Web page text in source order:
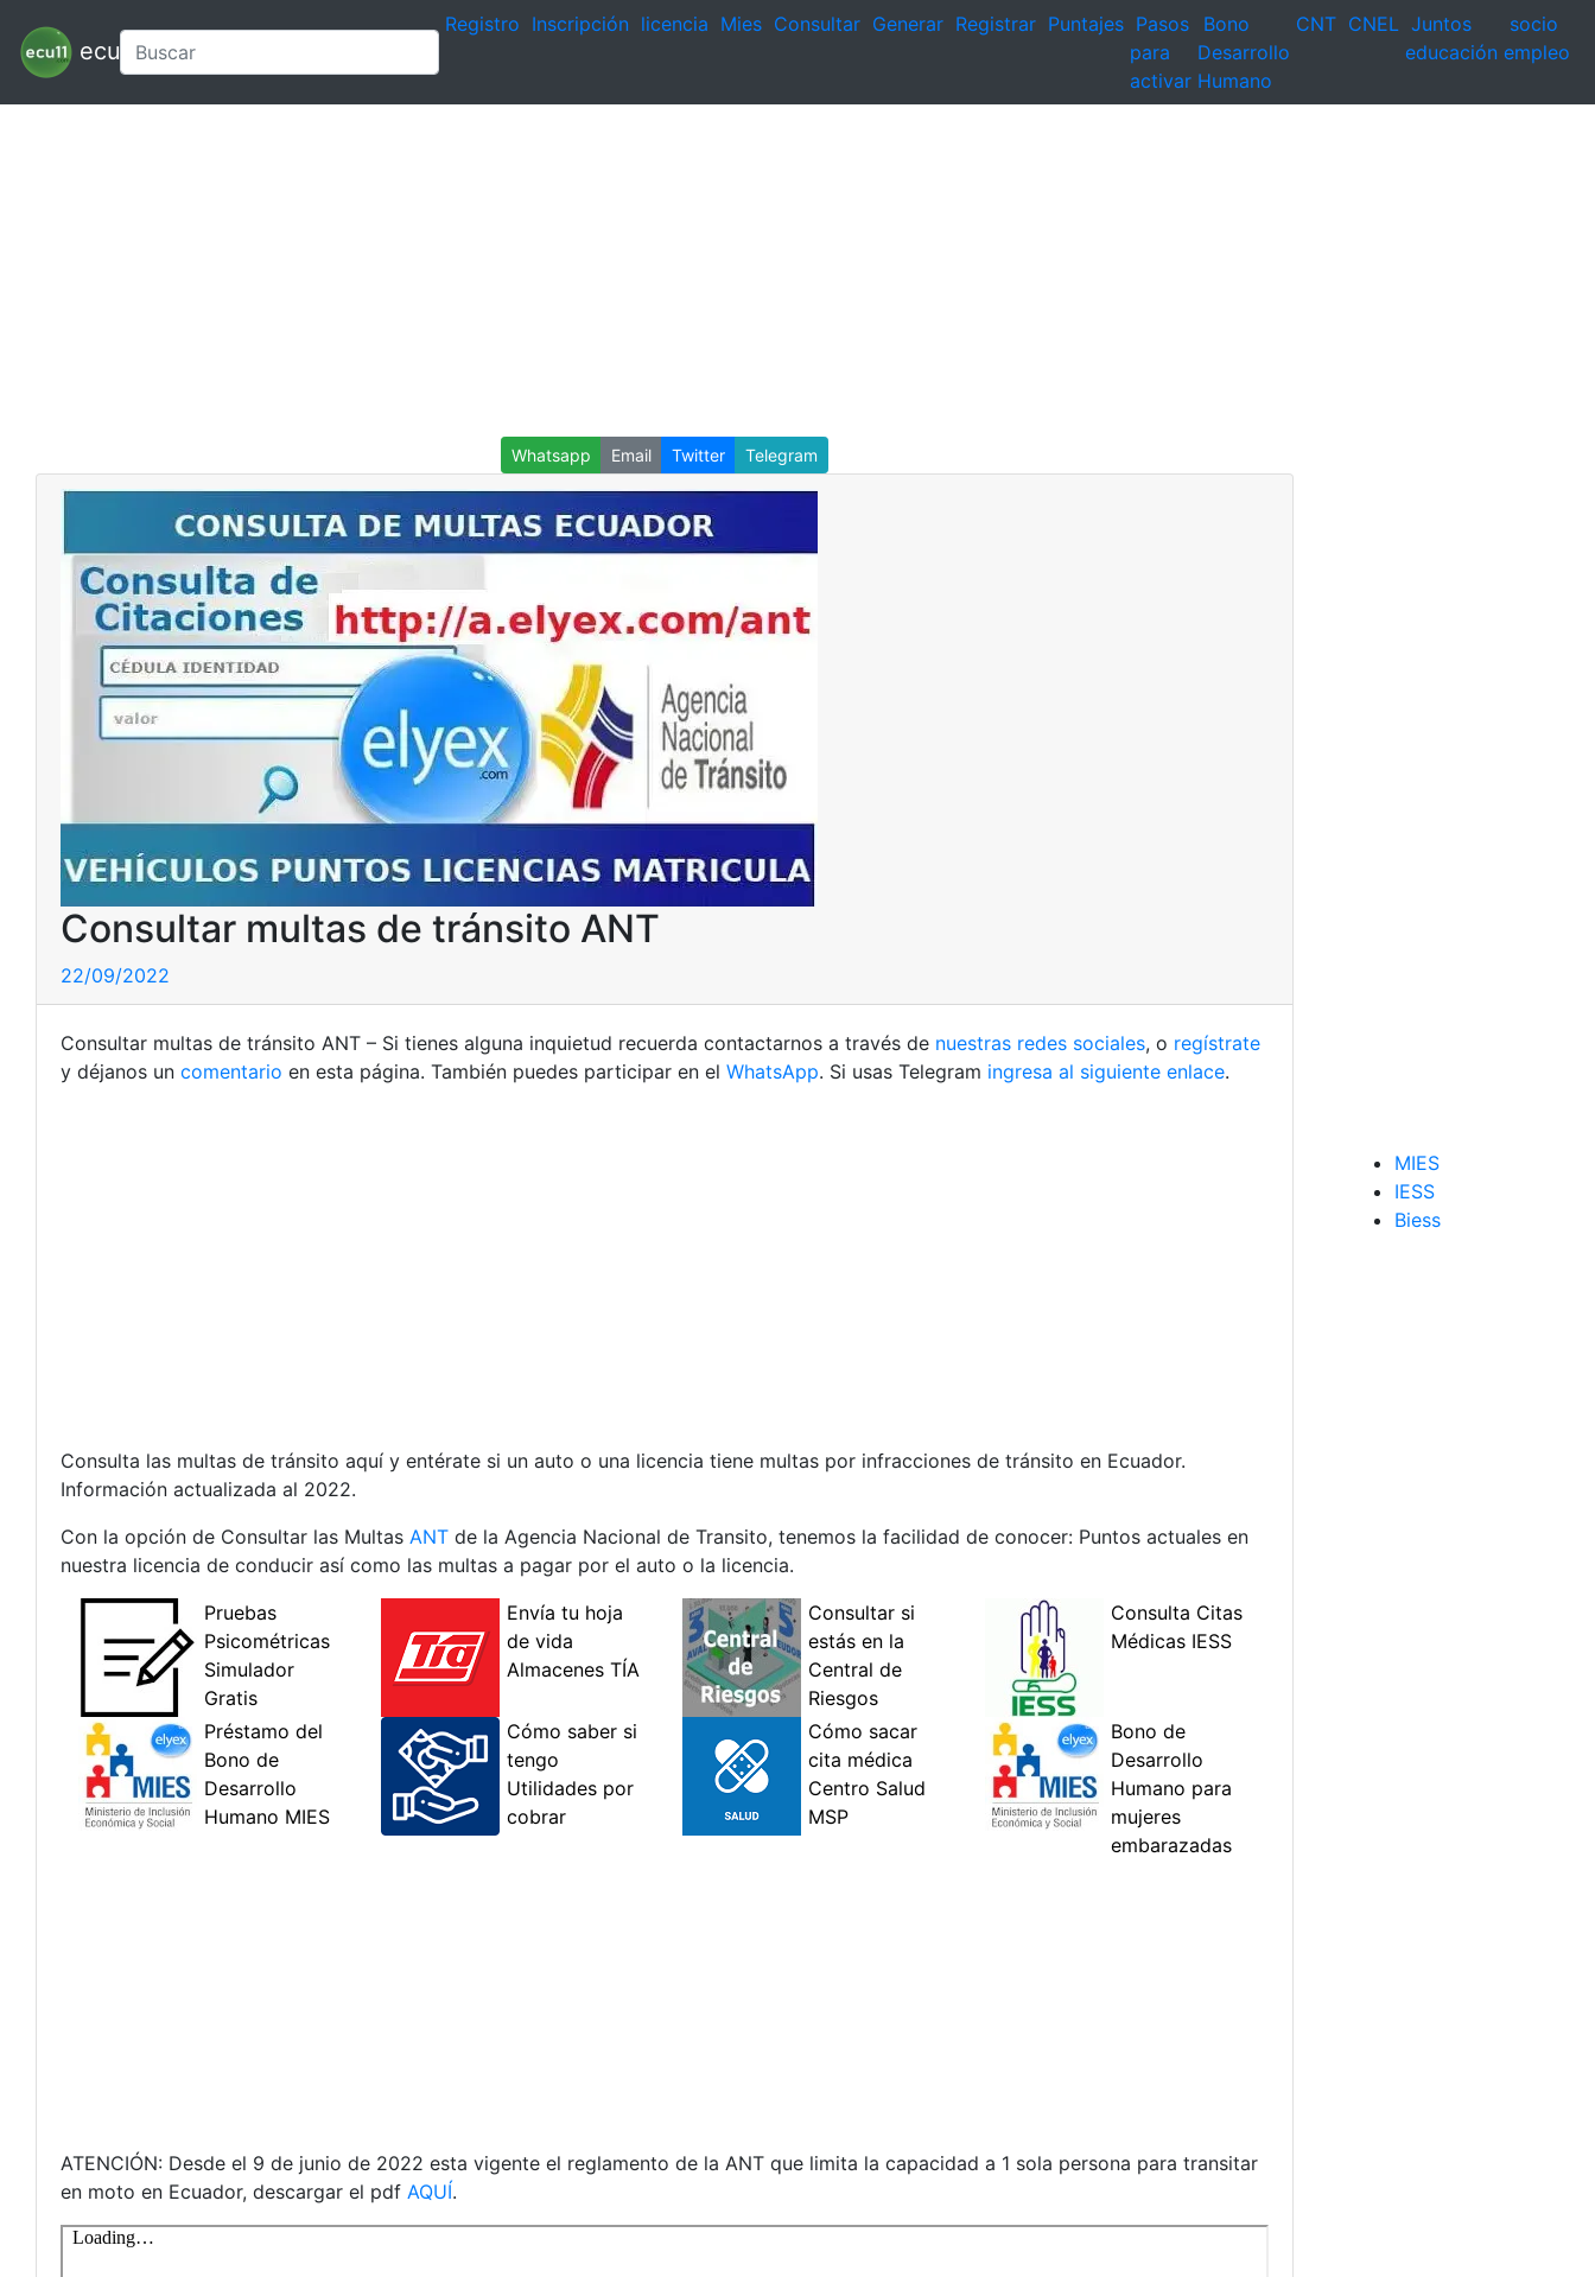
ecu11
Registro Inscripción licencia Mies Consultar Generar Registrar Puntajes Pasos
para
activar
Bono
Desarrollo
Humano
CNT CNEL Juntos
educación
socio
empleo
Whatsapp Email Twitter Telegram
Consultar multas de tránsito ANT
22/09/2022
Consultar multas de tránsito ANT – Si tienes alguna inquietud recuerda contactarnos a través de nuestras redes sociales, o regístrate
y déjanos un comentario en esta página. También puedes participar en el WhatsApp. Si usas Telegram ingresa al siguiente enlace.
Consulta las multas de tránsito aquí y entérate si un auto o una licencia tiene multas por infracciones de tránsito en Ecuador.
Información actualizada al 2022.
Con la opción de Consultar las Multas ANT de la Agencia Nacional de Transito, tenemos la facilidad de conocer: Puntos actuales en
nuestra licencia de conducir así como las multas a pagar por el auto o la licencia.
ATENCIÓN: Desde el 9 de junio de 2022 esta vigente el reglamento de la ANT que limita la capacidad a 1 sola persona para transitar
en moto en Ecuador, descargar el pdf AQUÍ.
MIES
IESS
Biess